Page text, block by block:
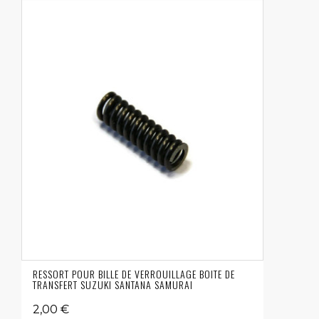
RESSORT POUR BILLE DE VERROUILLAGE BOITE DE
TRANSFERT SUZUKI SANTANA SAMURAI
2,00 €